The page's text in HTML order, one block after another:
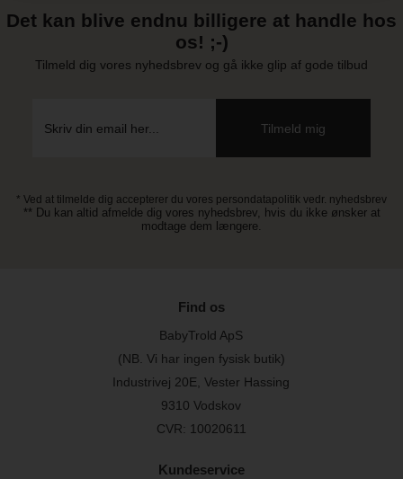
Det kan blive endnu billigere at handle hos
os! ;-)
Tilmeld dig vores nyhedsbrev og gå ikke glip af gode tilbud
* Ved at tilmelde dig accepterer du vores persondatapolitik vedr. nyhedsbrev
** Du kan altid afmelde dig vores nyhedsbrev, hvis du ikke ønsker at
modtage dem længere.
Find os
BabyTrold ApS
(NB. Vi har ingen fysisk butik)
Industrivej 20E, Vester Hassing
9310 Vodskov
CVR: 10020611
Kundeservice